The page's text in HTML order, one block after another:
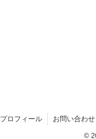
プロフィール お問い合わせ
©